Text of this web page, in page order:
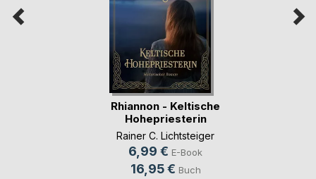
Rhiannon - Keltische
Hohepriesterin
Rainer C. Lichtsteiger
6,99 € E-Book
16,95 € Buch